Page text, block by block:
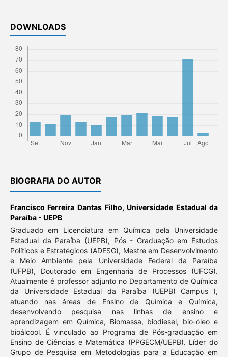
DOWNLOADS
BIOGRAFIA DO AUTOR
Francisco Ferreira Dantas Filho,Universidade Estadual da
Paraíba - UEPB
Graduado em Licenciatura em Química pela Universidade
Estadual da Paraíba (UEPB), Pós - Graduação em Estudos
Políticos e Estratégicos (ADESG), Mestre em Desenvolvimento
e Meio Ambiente pela Universidade Federal da Paraíba
(UFPB), Doutorado em Engenharia de Processos (UFCG).
Atualmente é professor adjunto no Departamento de Química
da Universidade Estadual da Paraíba (UEPB) Campus I,
atuando nas áreas de Ensino de Química e Química,
desenvolvendo pesquisa nas linhas de ensino e
aprendizagem em Química, Biomassa, biodiesel, bio-óleo e
bioálcool. É vinculado ao Programa de Pós-graduação em
Ensino de Ciências e Matemática (PPGECM/UEPB). Líder do
Grupo de Pesquisa em Metodologias para a Educação em